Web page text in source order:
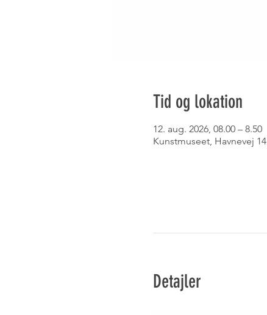
Tid og lokation
12. aug. 2026, 08.00 – 8.50
Kunstmuseet, Havnevej 14
Detajler